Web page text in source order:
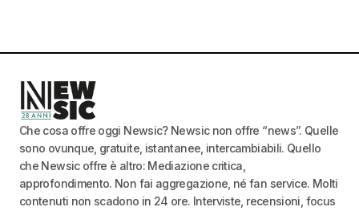
Che cosa offre oggi Newsic? Newsic non offre “news”. Quelle
sono ovunque, gratuite, istantanee, intercambiabili. Quello
che Newsic offre è altro: Mediazione critica,
approfondimento. Non fai aggregazione, né fan service. Molti
contenuti non scadono in 24 ore. Interviste, recensioni, focus